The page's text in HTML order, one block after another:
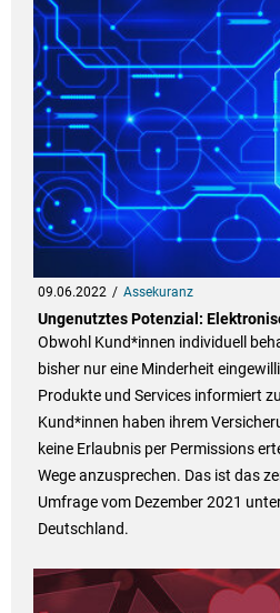
09.06.2022 Assekuranz
Ungenutztes Potenzial:
Obwohl Kund*innen individuell
bisher nur eine Minderheit
Produkte und Services informiert
Kund*innen haben ihrem
keine Erlaubnis per Permissions
Wege anzusprechen. Das ist das
Umfrage vom Dezember 2021
Deutschland.